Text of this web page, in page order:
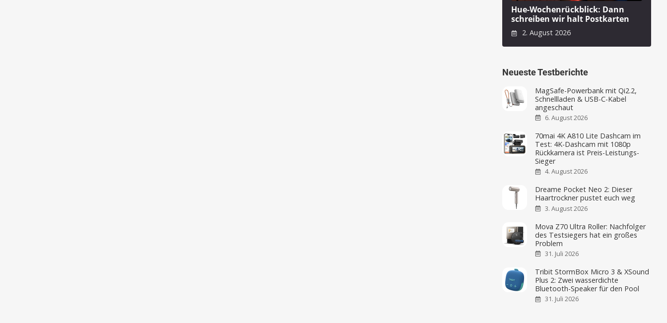
Hue-Wochenrückblick: Dann
schreiben wir halt Postkarten
2. August 2026
Neueste Testberichte
MagSafe-Powerbank mit Qi2.2,
Schnellladen & USB-C-Kabel
angeschaut
6. August 2026
70mai 4K A810 Lite Dashcam im
Test: 4K-Dashcam mit 1080p
Rückkamera ist Preis-Leistungs-
Sieger
4. August 2026
Dreame Pocket Neo 2: Dieser
Haartrockner pustet euch weg
3. August 2026
Mova Z70 Ultra Roller: Nachfolger
des Testsiegers hat ein großes
Problem
31. Juli 2026
Tribit StormBox Micro 3 & XSound
Plus 2: Zwei wasserdichte
Bluetooth-Speaker für den Pool
31. Juli 2026